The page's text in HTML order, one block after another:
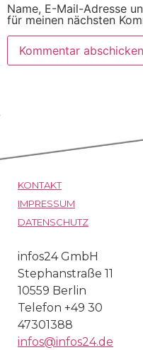
Name, E-Mail-Adresse
für meinen nächsten
KONTAKT
IMPRESSUM
DATENSCHUTZ
infos24 GmbH
Stephanstraße 11
10559 Berlin
Telefon +49 30
47301388
infos@infos24.de